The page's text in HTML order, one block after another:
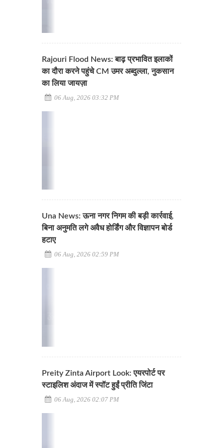
Rajouri Flood News: बाढ़ प्रभावित इलाकों
का दौरा करने पहुंचे CM उमर अब्दुल्ला, नुकसान
का लिया जायज़ा
06 Aug, 2026 03:32 PM
Una News: ऊना नगर निगम की बड़ी कार्रवाई,
बिना अनुमति लगे अवैध होर्डिंग और विज्ञापन बोर्ड
हटाए
06 Aug, 2026 02:59 PM
Preity Zinta Airport Look: एयरपोर्ट पर
स्टाइलिश अंदाज में स्पॉट हुईं प्रीति जिंटा
06 Aug, 2026 02:07 PM